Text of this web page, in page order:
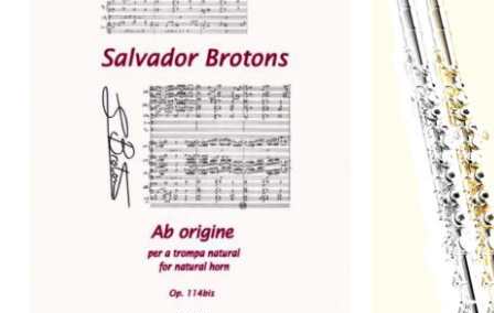
No hi ha productes a la cistella.
Go to shop